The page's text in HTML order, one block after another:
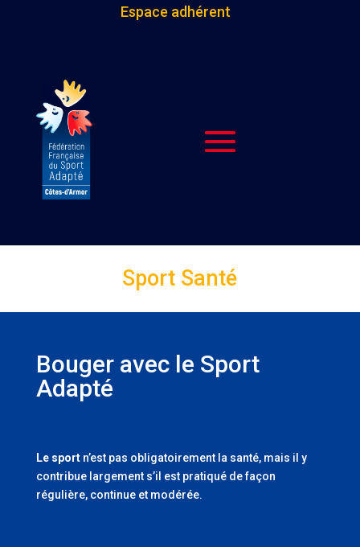
Espace adhérent
Sport Santé
Bouger avec le Sport
Adapté
Le sportn’est pas obligatoirement la santé, mais il y
contribue largement s’il est pratiqué de façon
régulière, continue et modérée.